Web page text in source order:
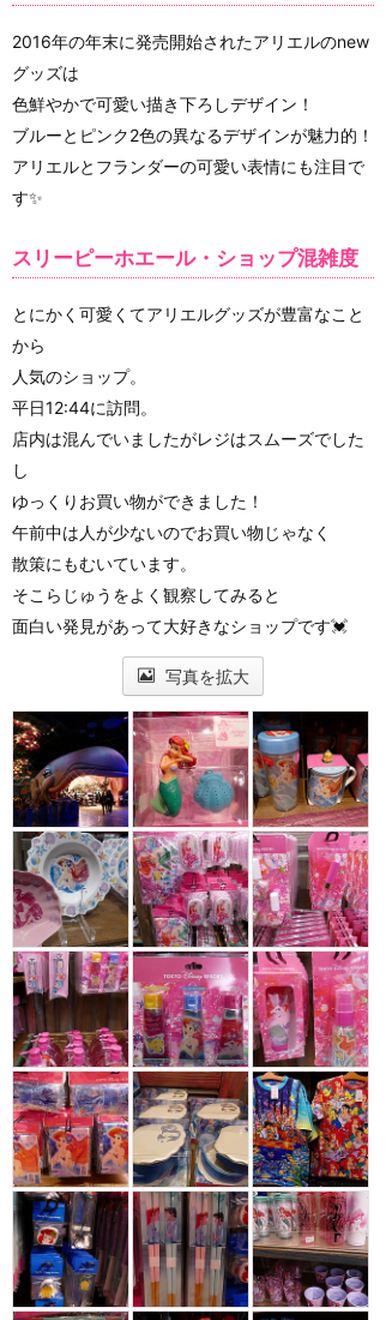
2016年の年末に発売開始されたアリエルのnew
グッズは
色鮮やかで可愛い描き下ろしデザイン！
ブルーとピンク2色の異なるデザインが魅力的！
アリエルとフランダーの可愛い表情にも注目で
す✨
スリーピーホエール・ショップ混雑度
とにかく可愛くてアリエルグッズが豊富なこと
から
人気のショップ。
平日12:44に訪問。
店内は混んでいましたがレジはスムーズでした
し
ゆっくりお買い物ができました！
午前中は人が少ないのでお買い物じゃなく
散策にもむいています。
そこらじゅうをよく観察してみると
面白い発見があって大好きなショップです💓
写真を拡大